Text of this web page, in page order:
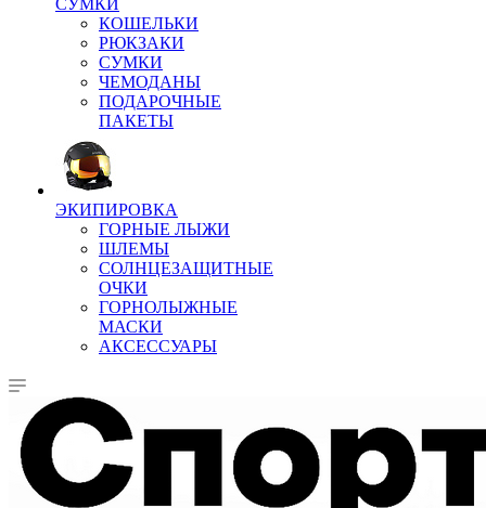
СУМКИ
КОШЕЛЬКИ
РЮКЗАКИ
СУМКИ
ЧЕМОДАНЫ
ПОДАРОЧНЫЕ
ПАКЕТЫ
ЭКИПИРОВКА
ГОРНЫЕ ЛЫЖИ
ШЛЕМЫ
СОЛНЦЕЗАЩИТНЫЕ
ОЧКИ
ГОРНОЛЫЖНЫЕ
МАСКИ
АКСЕССУАРЫ